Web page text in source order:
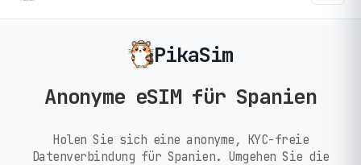
PikaSim
Anonyme eSIM für Spanien
Holen Sie sich eine anonyme, KYC-freie
Datenverbindung für Spanien. Umgehen Sie die